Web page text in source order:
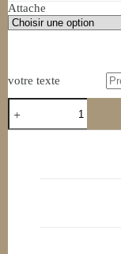
Attache
votre texte